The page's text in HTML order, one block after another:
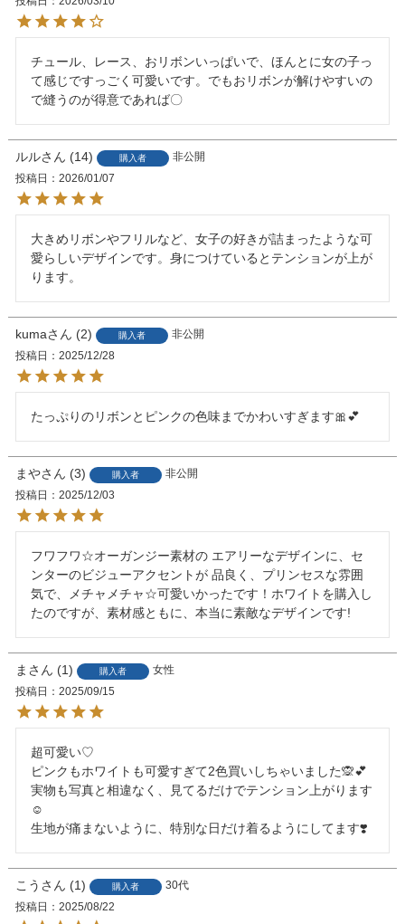
チュール、レース、おリボンいっぱいで、ほんとに女の子っ
て感じですっごく可愛いです。でもおリボンが解けやすいの
で縫うのが得意であれば〇
ルル 14 購入者
非公開
投稿日
2026/01/07
大きめリボンやフリルなど、女子の好きが詰まったような可
愛らしいデザインです。身につけているとテンションが上が
ります。
kuma 2 購入者
非公開
投稿日
2025/12/28
たっぷりのリボンとピンクの色味までかわいすぎます🎀︎💕︎
まや 3 購入者
非公開
投稿日
2025/12/03
フワフワ☆オーガンジー素材の エアリーなデザインに、セ
ンターのビジューアクセントが 品良く、プリンセスな雰囲
気で、メチャメチャ☆可愛いかったです！ホワイトを購入し
たのですが、素材感ともに、本当に素敵なデザインです!
ま 1 購入者
女性
投稿日
2025/09/15
超可愛い♡
ピンクもホワイトも可愛すぎて2色買いしちゃいました🙊💕
実物も写真と相違なく、見てるだけでテンション上がります
☺️
生地が痛まないように、特別な日だけ着るようにしてます❣️
こう 1 購入者
30代
投稿日
2025/08/22